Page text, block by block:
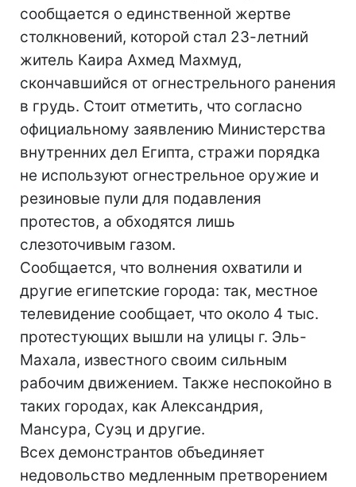
сообщается о единственной жертве
столкновений, которой стал 23-летний
житель Каира Ахмед Махмуд,
скончавшийся от огнестрельного ранения
в грудь. Стоит отметить, что согласно
официальному заявлению Министерства
внутренних дел Египта, стражи порядка
не используют огнестрельное оружие и
резиновые пули для подавления
протестов, а обходятся лишь
слезоточивым газом.
Сообщается, что волнения охватили и
другие египетские города: так, местное
телевидение сообщает, что около 4 тыс.
протестующих вышли на улицы г. Эль-
Махала, известного своим сильным
рабочим движением. Также неспокойно в
таких городах, как Александрия,
Мансура, Суэц и другие.
Всех демонстрантов объединяет
недовольство медленным претворением